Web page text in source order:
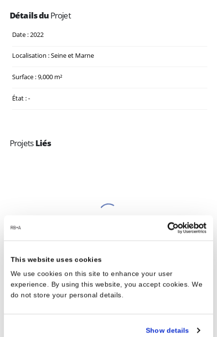
This website uses cookies
We use cookies on this site to enhance your user
experience. By using this website, you accept cookies. We
do not store your personal details.
Show details
Détails duProjet
Date : 2022
Localisation : Seine et Marne
Surface : 9,000 m²
État : -
Projets Liés